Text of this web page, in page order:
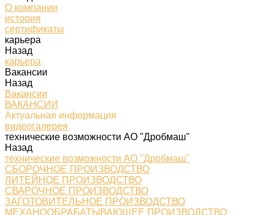
О компании
история
сертификаты
карьера
Назад
карьера
Вакансии
Назад
Вакансии
ВАКАНСИИ
Актуальная информация
видеогалерея
технические возможности АО "Дробмаш"
Назад
технические возможности АО "Дробмаш"
СБОРОЧНОЕ ПРОИЗВОДСТВО
ЛИТЕЙНОЕ ПРОИЗВОДСТВО
СВАРОЧНОЕ ПРОИЗВОДСТВО
ЗАГОТОВИТЕЛЬНОЕ ПРОИЗВОДСТВО
МЕХАНООБРАБАТЫВАЮЩЕЕ ПРОИЗВОДСТВО